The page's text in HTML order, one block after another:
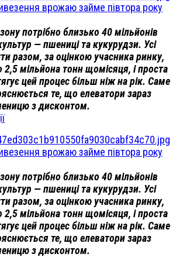
врожаю займе півтора року
потрібно близько 40 мільйонів
— пшениці та кукурудзи. Усі
разом, за оцінкою учасника ринку,
мільйона тонн щомісяця, і проста
цей процес більш ніж на рік. Саме
те, що елеватори зараз
з дисконтом.
врожаю займе півтора року
потрібно близько 40 мільйонів
— пшениці та кукурудзи. Усі
разом, за оцінкою учасника ринку,
мільйона тонн щомісяця, і проста
цей процес більш ніж на рік. Саме
те, що елеватори зараз
з дисконтом.